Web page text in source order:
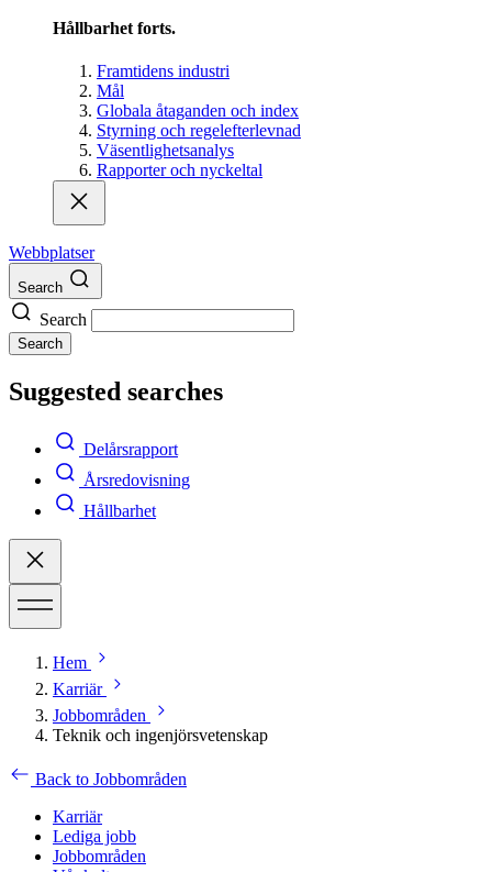
Hållbarhet forts.
Framtidens industri
Mål
Globala åtaganden och index
Styrning och regelefterlevnad
Väsentlighetsanalys
Rapporter och nyckeltal
Webbplatser
Search
Search
Search
Suggested searches
Delårsrapport
Årsredovisning
Hållbarhet
Hem
Karriär
Jobbområden
Teknik och ingenjörsvetenskap
Back to Jobbområden
Karriär
Lediga jobb
Jobbområden